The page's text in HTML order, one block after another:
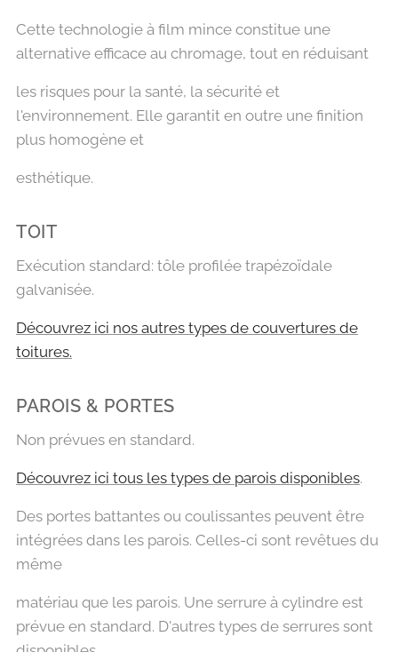
Cette technologie à film mince constitue une
alternative efficace au chromage, tout en réduisant
les risques pour la santé, la sécurité et
l'environnement. Elle garantit en outre une finition
plus homogène et
esthétique.
TOIT
Exécution standard: tôle profilée trapézoïdale
galvanisée.
Découvrez ici nos autres types de couvertures de
toitures.
PAROIS & PORTES
Non prévues en standard.
Découvrez ici tous les types de parois disponibles.
Des portes battantes ou coulissantes peuvent être
intégrées dans les parois. Celles-ci sont revêtues du
même
matériau que les parois. Une serrure à cylindre est
prévue en standard. D'autres types de serrures sont